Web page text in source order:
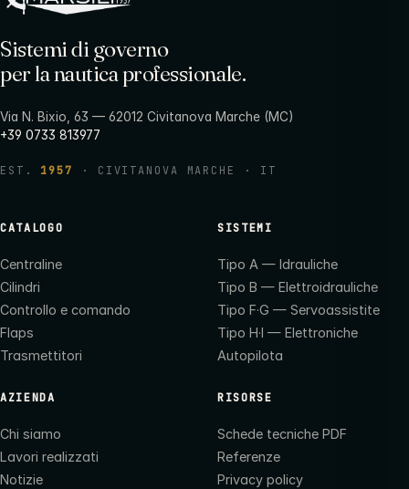
Sistemi di governo
per la nautica professionale.
Via N. Bixio, 63 — 62012 Civitanova Marche (MC)
+39 0733 813977
EST. 1957 · CIVITANOVA MARCHE · IT
CATALOGO
Centraline
Cilindri
Controllo e comando
Flaps
Trasmettitori
SISTEMI
Tipo A — Idrauliche
Tipo B — Elettroidrauliche
Tipo F·G — Servoassistite
Tipo H·I — Elettroniche
Autopilota
AZIENDA
Chi siamo
Lavori realizzati
Notizie
RISORSE
Schede tecniche PDF
Referenze
Privacy policy